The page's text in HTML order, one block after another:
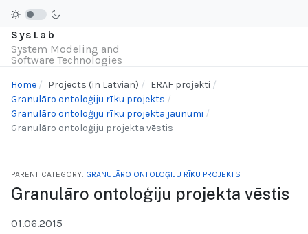
SysLab
System Modeling and
Software Technologies
Home Projects (in Latvian)
ERAF projekti
Granulāro ontoloģiju rīku projekts
Granulāro ontoloģiju rīku projekta jaunumi
Granulāro ontoloģiju projekta vēstis
PARENT CATEGORY: GRANULĀRO ONTOLOĢIJU RĪKU PROJEKTS
Granulāro ontoloģiju projekta vēstis
01.06.2015